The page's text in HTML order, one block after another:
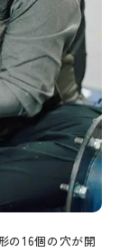
の16個の穴が開